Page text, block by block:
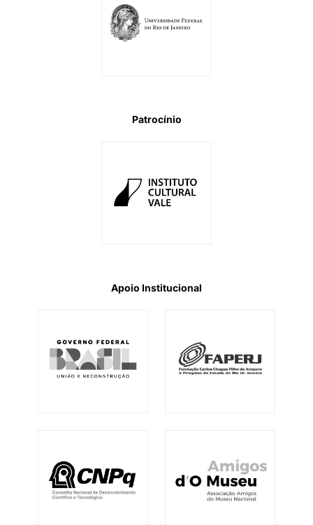
Patrocínio
Apoio Institucional